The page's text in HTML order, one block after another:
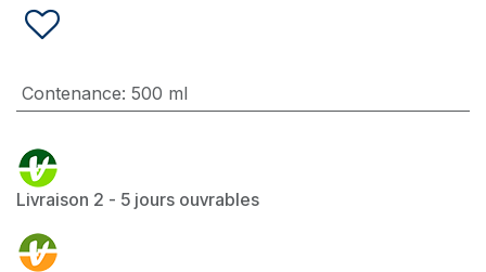
Contenance: 500 ml
Livraison 2 - 5 jours ouvrables